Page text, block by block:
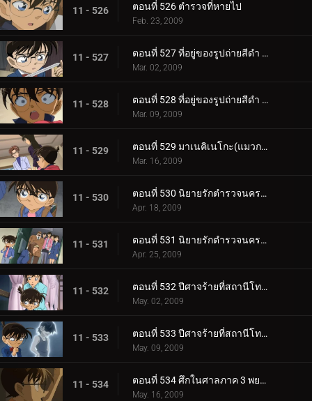
11 - 526 ตอนที่ 526 ตำรวจที่หายไป
Feb. 23, 2009
11 - 527 ตอนที่ 527 ที่อยู่ของรูปถ่ายสีดำ (ตอน 1)
Mar. 02, 2009
11 - 528 ตอนที่ 528 ที่อยู่ของรูปถ่ายสีดำ (ตอน 2)
Mar. 09, 2009
11 - 529 ตอนที่ 529 มาเนคิเนโกะ(แมวกวัก) จากขวาไปซ้าย
Mar. 16, 2009
11 - 530 ตอนที่ 530 นิยายรักตำรวจนครบาล ภาค 8 แหวนของซาโต้ (ตอนพิเศษ 1)
Apr. 18, 2009
11 - 531 ตอนที่ 531 นิยายรักตำรวจนครบาล ภาค 8 แหวนของซาโต้ (ตอนพิเศษ 2)
Apr. 25, 2009
11 - 532 ตอนที่ 532 ปีศาจร้ายที่สถานีโทรทัศน์ (ตอนพิเศษ 1)
May. 02, 2009
11 - 533 ตอนที่ 533 ปีศาจร้ายที่สถานีโทรทัศน์ (ตอนพิเศษ 2)
May. 09, 2009
11 - 534 ตอนที่ 534 ศึกในศาลภาค 3 พยานที่เห็นเหตุการณ์คืออัยการ (ตอนพิเศษ 1)
May. 16, 2009